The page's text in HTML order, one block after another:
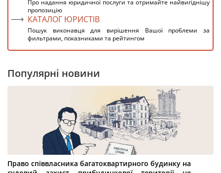
Про надання юридичної послуги та отримайте найвигіднішу
пропозицію
КАТАЛОГ ЮРИСТІВ
Пошук виконавця для вирішення Вашої проблеми за
фильтрами, показниками та рейтингом
Популярні новини
Право співвласника багатоквартирного будинку на